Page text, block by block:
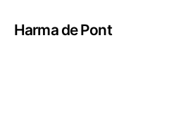
Harma de Pont